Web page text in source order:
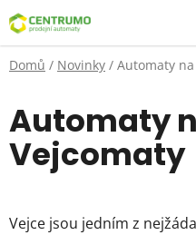
Přejít
na
obsah
Domů / Novinky / Automaty
Automaty
Vejcomaty
Vejce jsou jedním z